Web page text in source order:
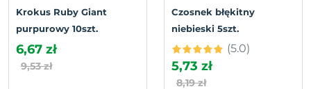
Krokus Ruby Giant
purpurowy 10szt.
6,67 zł
9,53 zł
Czosnek błękitny
niebieski 5szt.
(5.0)
5,73 zł
8,19 zł